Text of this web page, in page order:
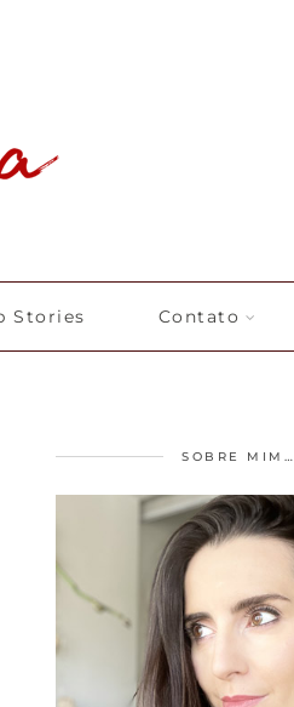
Stories Contato
SOBRE MIM…